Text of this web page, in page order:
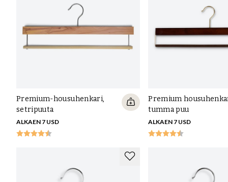
Premium-housuhenkari,
setripuuta
ALKAEN 7 USD
Premium
tumma puu
ALKAEN 7 USD